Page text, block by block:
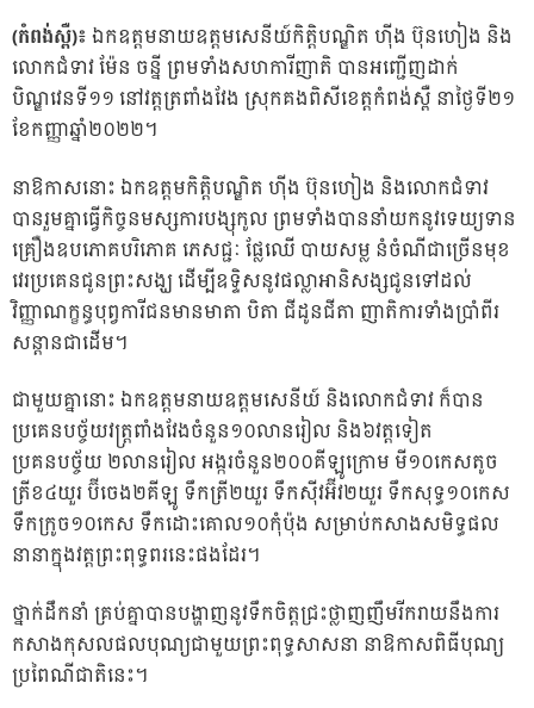
(កំពង់ស្ពឺ)៖ឯកឧត្តមនាយឧត្តមសេនីយ៍កិតិ្តបណ្ឌិត ហ៊ីង ប៊ុនហៀង និង
លោកជំទាវ ម៉ែន ចន្នី ព្រមទាំងសហការីញាតិ បានអញ្ជើញដាក់
បិណ្ឌវេនទី១១ នៅវត្តត្រពាំងវែង ស្រុកគងពិសីខេត្តកំពង់ស្ពឺ នាថ្ងៃទី២១
ខែកញ្ញាឆ្នាំ២០២២។
នាឱកាសនោះ ឯកឧត្តមកិតិ្តបណ្ឌិត ហ៊ីង ប៊ុនហៀង និងលោកជំទាវ
បានរួមគ្នាធ្វើកិច្ចនមស្សការបង្សុកូល ព្រមទាំងបាននាំយកនូវទេយ្យទាន
គ្រឿងឧបភោគបរិភោគ ភេសជ្ជៈ ផ្លែឈើ បាយសម្ល នំចំណីជាច្រើនមុខ
វេរប្រគេនជូនព្រះសង្ឃ ដើម្បីឧទ្ទិសនូវផល្លាអានិសង្សជូនទៅដល់
វិញ្ញាណក្ខន្ធបុព្វការីជនមានមាតា បិតា ជីដូនជីតា ញាតិការទាំងប្រាំពីរ
សន្តានជាដើម។
ជាមួយគ្នានោះ ឯកឧត្តមនាយឧត្តមសេនីយ៍ និងលោកជំទាវ ក៏បាន
ប្រគេនបច្ច័យវត្ត្រពាំងវែងចំនួន១០លានរៀល និង៦វត្តទៀត
ប្រគនបច្ច័យ ២លានរៀល អង្ករចំនួន២០០គីឡូក្រោម មី១០កេសតូច
ត្រីខ៤យួរ ប៊ីចេង២គីឡូ ទឹកត្រី២យួរ ទឹកស៊ីវអ៊ីវ២យួរ ទឹកសុទ្ធ១០កេស
ទឹកក្រូច១០កេស ទឹកដោះគោល១០កុំប៉ុង សម្រាប់កសាងសមិទ្ធផល
នានាក្នុងវត្តព្រះពុទ្ធពរនេះផងដែរ។
ថ្នាក់ដឹកនាំ គ្រប់គ្នាបានបង្ហាញនូវទឹកចិត្តជ្រះថ្លាញញឹមរីករាយនឹងការ
កសាងកុសលផលបុណ្យជាមួយព្រះពុទ្ធសាសនា នាឱកាសពិធីបុណ្យ
ប្រពៃណីជាតិនេះ។